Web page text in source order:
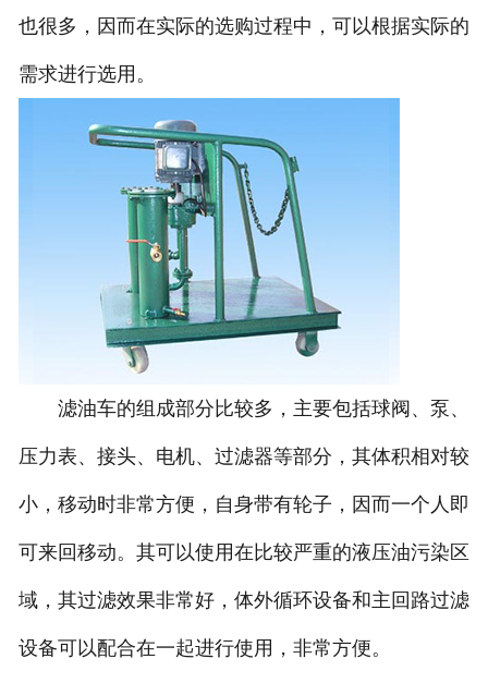
合作伙伴
也很多，因而在实际的选购过程中，可以根据实际的
需求进行选用。
滤油车的组成部分比较多，主要包括球阀、泵、
压力表、接头、电机、过滤器等部分，其体积相对较
小，移动时非常方便，自身带有轮子，因而一个人即
可来回移动。其可以使用在比较严重的液压油污染区
域，其过滤效果非常好，体外循环设备和主回路过滤
设备可以配合在一起进行使用，非常方便。